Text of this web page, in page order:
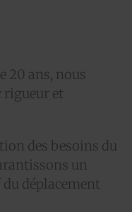
20 ans, nous
rigueur et
des besoins du
un
déplacement